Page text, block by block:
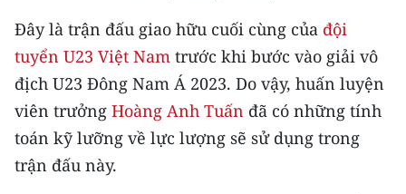
KIỂM CHỨNG THÔNG TIN
TRI THỨC CHUYÊN SÂU
54 DÂN TỘC VIỆT NAM
CHƯƠNG TRÌNH OCOP - MỖI XÃ
MỘT SẢN PHẨM
Đây là trận đấu giao hữu cuối cùng của đội
tuyển U23 Việt Nam trước khi bước vào giải vô
địch U23 Đông Nam Á 2023. Do vậy, huấn luyện
viên trưởng Hoàng Anh Tuấn đã có những tính
toán kỹ lưỡng về lực lượng sẽ sử dụng trong
trận đấu này.